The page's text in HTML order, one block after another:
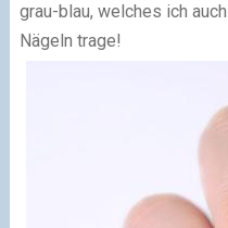
grau-blau, welches ich
Nägeln trage!